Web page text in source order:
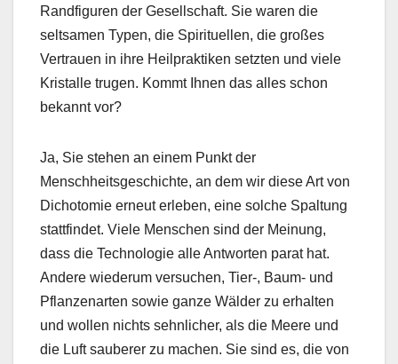
Randfiguren der Gesellschaft. Sie waren die
seltsamen Typen, die Spirituellen, die großes
Vertrauen in ihre Heilpraktiken setzten und viele
Kristalle trugen. Kommt Ihnen das alles schon
bekannt vor?
Ja, Sie stehen an einem Punkt der
Menschheitsgeschichte, an dem wir diese Art von
Dichotomie erneut erleben, eine solche Spaltung
stattfindet. Viele Menschen sind der Meinung,
dass die Technologie alle Antworten parat hat.
Andere wiederum versuchen, Tier-, Baum- und
Pflanzenarten sowie ganze Wälder zu erhalten
und wollen nichts sehnlicher, als die Meere und
die Luft sauberer zu machen. Sie sind es, die von